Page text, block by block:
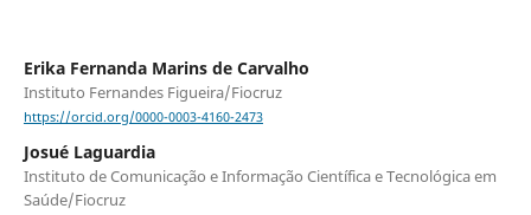
Erika Fernanda Marins de Carvalho
Instituto Fernandes Figueira/Fiocruz
https://orcid.org/0000-0003-4160-2473
Josué Laguardia
Instituto de Comunicação e Informação Científica e Tecnológica em
Saúde/Fiocruz